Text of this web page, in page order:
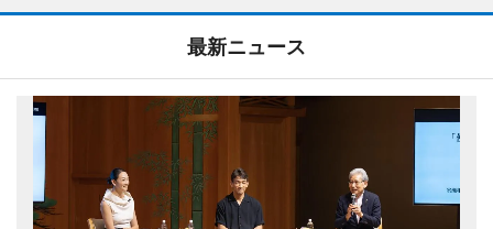
最新ニュース